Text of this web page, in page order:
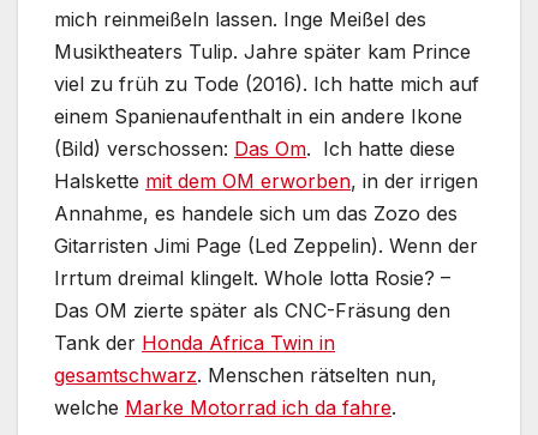
mich reinmeißeln lassen. Inge Meißel des
Musiktheaters Tulip. Jahre später kam Prince
viel zu früh zu Tode (2016). Ich hatte mich auf
einem Spanienaufenthalt in ein andere Ikone
(Bild) verschossen: Das Om. Ich hatte diese
Halskette mit dem OM erworben, in der irrigen
Annahme, es handele sich um das Zozo des
Gitarristen Jimi Page (Led Zeppelin). Wenn der
Irrtum dreimal klingelt. Whole lotta Rosie? –
Das OM zierte später als CNC-Fräsung den
Tank der Honda Africa Twin in
gesamtschwarz. Menschen rätselten nun,
welche Marke Motorrad ich da fahre.